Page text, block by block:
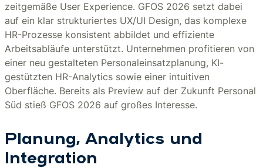
zeitgemäße User Experience. GFOS 2026 setzt dabei
auf ein klar strukturiertes UX/UI Design, das komplexe
HR-Prozesse konsistent abbildet und effiziente
Arbeitsabläufe unterstützt. Unternehmen profitieren von
einer neu gestalteten Personaleinsatzplanung, KI-
gestützten HR-Analytics sowie einer intuitiven
Oberfläche. Bereits als Preview auf der Zukunft Personal
Süd stieß GFOS 2026 auf großes Interesse.
Planung, Analytics und
Integration